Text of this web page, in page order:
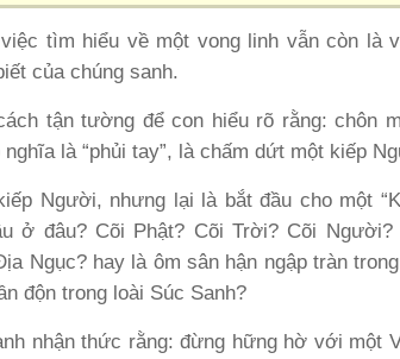
tìm hiểu về một vong linh vẫn còn là
của chúng sanh.
tận tường để con hiểu rõ rằng: chôn
là “phủi tay”, là chấm dứt một kiếp
Người, nhưng lại là bắt đầu cho một
ở đâu? Cõi Phật? Cõi Trời? Cõi Người?
Ngục? hay là ôm sân hận ngập tràn
độn trong loài Súc Sanh?
nhận thức rằng: đừng hững hờ với một